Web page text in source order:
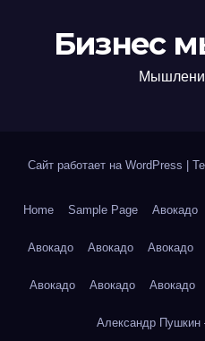
Бизнес
Сайт работает на WordPress
Home Sample Page Авокадо
Авокадо Авокадо Авокадо
Авокадо Авокадо Авокадо
Александр